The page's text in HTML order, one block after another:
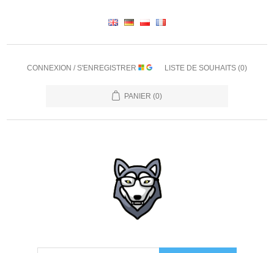
CONNEXION / S'ENREGISTRER LISTE DE SOUHAITS (0)
PANIER (0)